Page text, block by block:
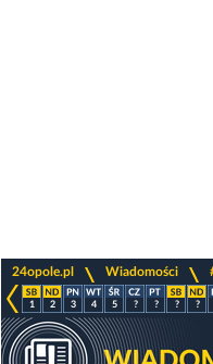
24opole.pl Wiadomości
1 2 3 4 5 ? ? ? ?